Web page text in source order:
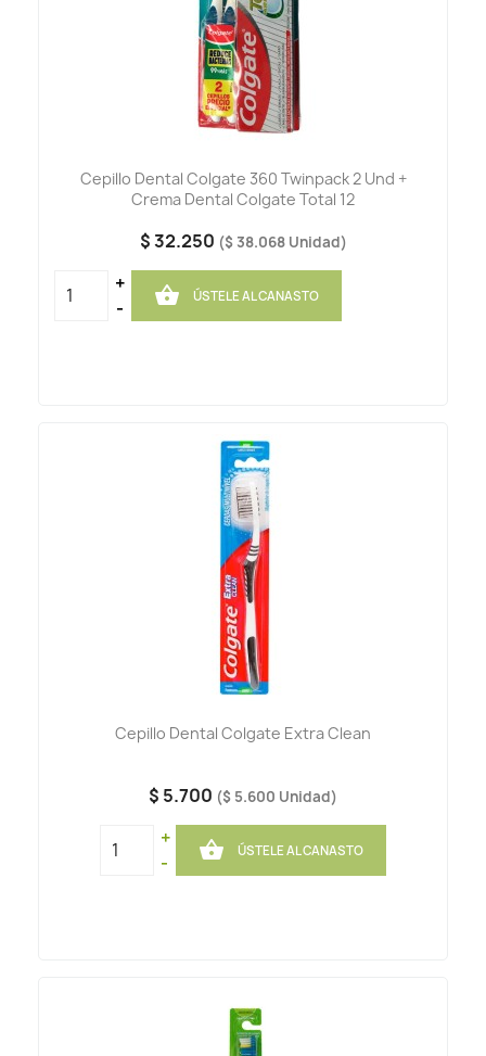
Cepillo Dental Colgate 360 Twinpack 2 Und +
Crema Dental Colgate Total 12
$ 32.250 ($ 38.068 Unidad)
+
-
 ÚSTELE AL CANASTO
Cepillo Dental Colgate Extra Clean
$ 5.700 ($ 5.600 Unidad)
+
-
 ÚSTELE AL CANASTO